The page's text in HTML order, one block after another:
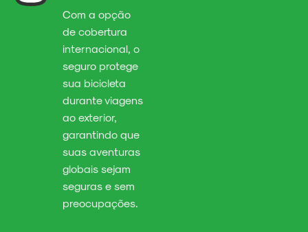
Com a opção
de cobertura
internacional, o
seguro protege
sua bicicleta
durante viagens
ao exterior,
garantindo que
suas aventuras
globais sejam
seguras e sem
preocupações.